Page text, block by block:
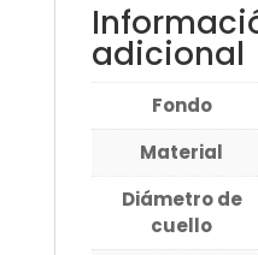
adicional
Fondo
Material
Diámetro de
cuello